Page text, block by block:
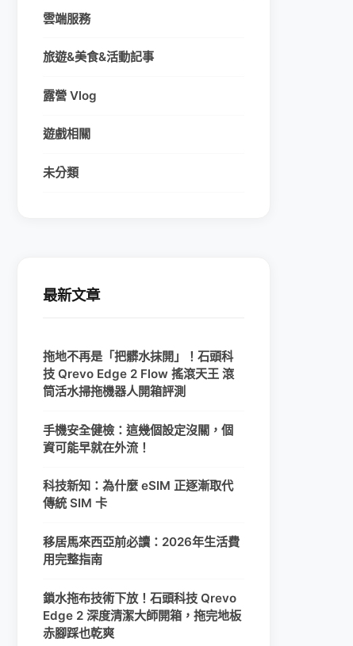
雲端服務
旅遊&美食&活動記事
露營 Vlog
遊戲相關
未分類
最新文章
拖地不再是「把髒水抹開」！石頭科
技 Qrevo Edge 2 Flow 搖滾天王 滾
筒活水掃拖機器人開箱評測
手機安全健檢：這幾個設定沒關，個
資可能早就在外流！
科技新知：為什麼 eSIM 正逐漸取代
傳統 SIM 卡
移居馬來西亞前必讀：2026年生活費
用完整指南
鎖水拖布技術下放！石頭科技 Qrevo
Edge 2 深度清潔大師開箱，拖完地板
赤腳踩也乾爽